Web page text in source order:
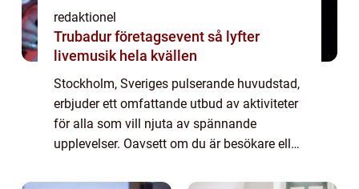
redaktionel
Trubadur företagsevent så lyfter
livemusik hela kvällen
Stockholm, Sveriges pulserande huvudstad,
erbjuder ett omfattande utbud av aktiviteter
för alla som vill njuta av spännande
upplevelser. Oavsett om du är besökare eller
intressen. I denna artikel kommer vi...